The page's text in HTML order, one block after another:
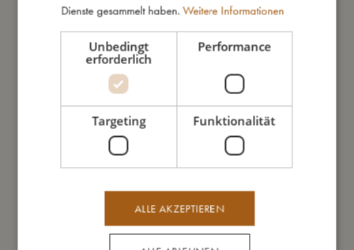
So groß bin ich
Daraus bin ich gemacht
So kannst Du mich pflegen
Dienste gesammelt haben. Weitere Informationen
Unbedingt
erforderlich
Performance
Targeting Funktionalität
ALLE AKZEPTIEREN